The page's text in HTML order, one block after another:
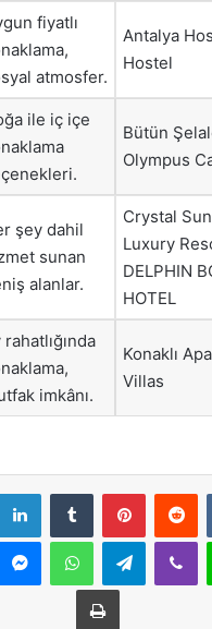
fiyatlı
atmosfer.
Antalya
Hostel
ile iç içe
Bütün
Olympus
şey dahil
sunan
alanlar.
Crystal
Luxury
DELPHIN
HOTEL
rahatlığında
imkânı.
Konaklı
Villas
LinkedInTumblr Pinterest
MessengerWhatsAppTelegram
Yazdır